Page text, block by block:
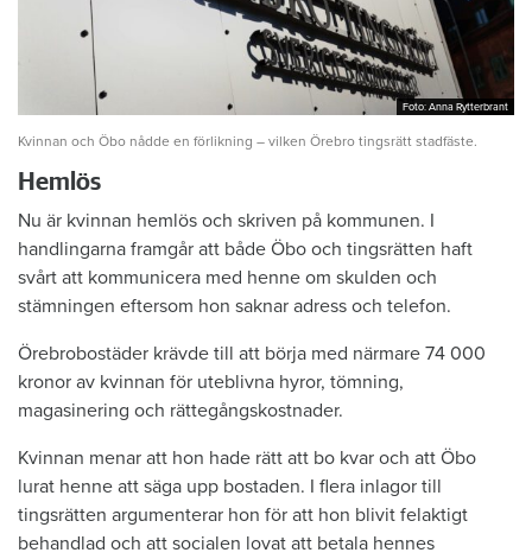
Foto: Anna Rytterbrant
Foto: Anna Rytterbrant
Kvinnan och Öbo nådde en förlikning – vilken Örebro tingsrätt stadfäste.
Hemlös
Nu är kvinnan hemlös och skriven på kommunen. I
handlingarna framgår att både Öbo och tingsrätten haft
svårt att kommunicera med henne om skulden och
stämningen eftersom hon saknar adress och telefon.
Örebrobostäder krävde till att börja med närmare 74 000
kronor av kvinnan för uteblivna hyror, tömning,
magasinering och rättegångskostnader.
Kvinnan menar att hon hade rätt att bo kvar och att Öbo
lurat henne att säga upp bostaden. I flera inlagor till
tingsrätten argumenterar hon för att hon blivit felaktigt
behandlad och att socialen lovat att betala hennes